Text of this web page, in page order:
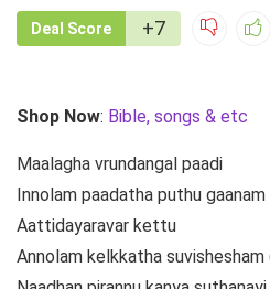
Deal Score +7
Shop Now: Bible, songs & etc
Maalagha vrundangal paadi
Innolam paadatha puthu gaanam
Aattidayaravar kettu
Annolam kelkkatha suvishesham